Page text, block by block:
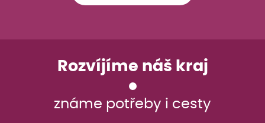
Rozvíjíme náš kraj
známe potřeby i cesty